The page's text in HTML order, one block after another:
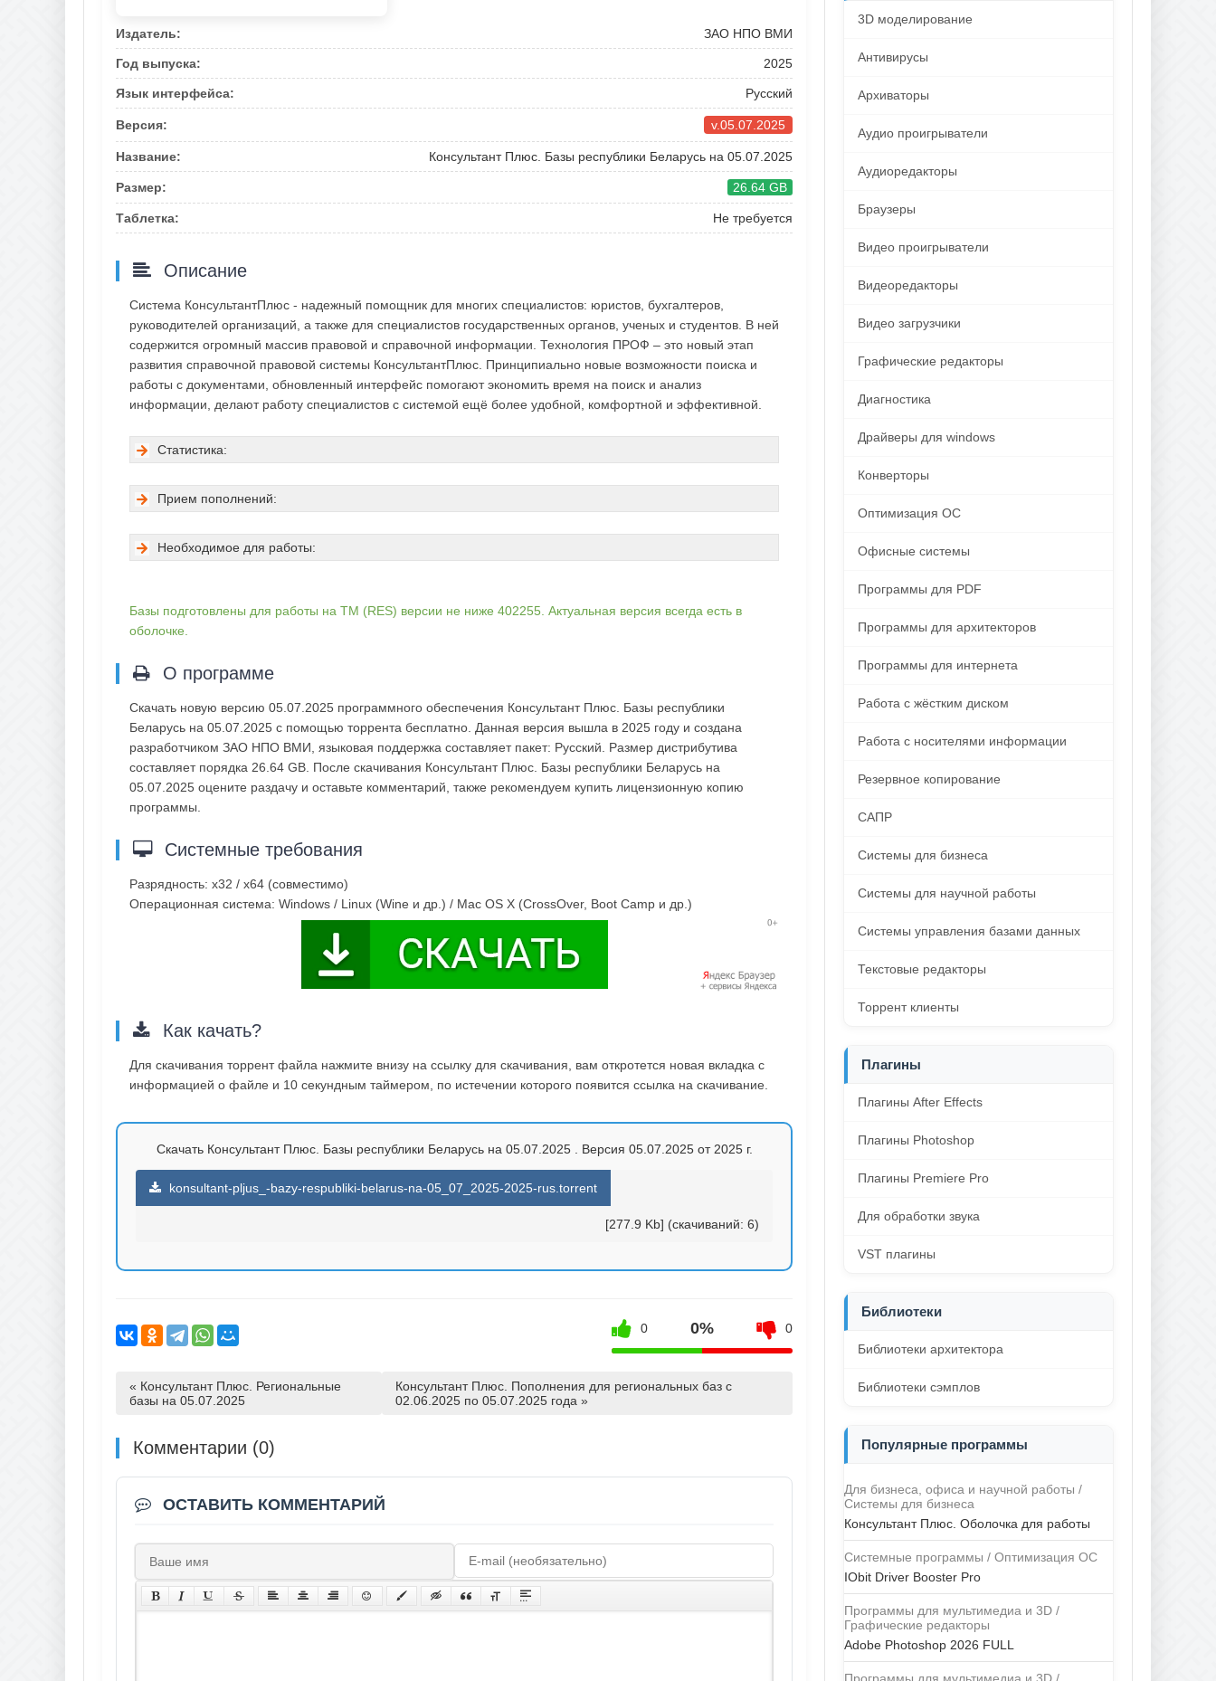
Издатель: ЗАО НПО ВМИ
Год выпуска: 2025
Язык интерфейса: Русский
Версия: v.05.07.2025
Название: Консультант Плюс. Базы республики Беларусь на 05.07.2025
Размер: 26.64 GB
Таблетка: Не требуется
Описание
Система КонсультантПлюс - надежный помощник для многих специалистов: юристов, бухгалтеров,
руководителей организаций, а также для специалистов государственных органов, ученых и студентов. В ней
содержится огромный массив правовой и справочной информации. Технология ПРОФ – это новый этап
развития справочной правовой системы КонсультантПлюс. Принципиально новые возможности поиска и
работы с документами, обновленный интерфейс помогают экономить время на поиск и анализ
информации, делают работу специалистов с системой ещё более удобной, комфортной и эффективной.
Статистика:
Прием пополнений:
Необходимое для работы:
Базы подготовлены для работы на ТМ (RES) версии не ниже 402255. Актуальная версия всегда есть в
оболочке.
О программе
Скачать новую версию 05.07.2025 программного обеспечения Консультант Плюс. Базы республики
Беларусь на 05.07.2025 с помощью торрента бесплатно. Данная версия вышла в 2025 году и создана
разработчиком ЗАО НПО ВМИ, языковая поддержка составляет пакет: Русский. Размер дистрибутива
составляет порядка 26.64 GB. После скачивания Консультант Плюс. Базы республики Беларусь на
05.07.2025 оцените раздачу и оставьте комментарий, также рекомендуем купить лицензионную копию
программы.
Системные требования
Разрядность: x32 / x64 (совместимо)
Операционная система: Windows / Linux (Wine и др.) / Mac OS X (CrossOver, Boot Camp и др.)
Как качать?
Для скачивания торрент файла нажмите внизу на ссылку для скачивания, вам откротется новая вкладка с
информацией о файле и 10 секундным таймером, по истечении которого появится ссылка на скачивание.
Скачать Консультант Плюс. Базы республики Беларусь на 05.07.2025 . Версия 05.07.2025 от 2025 г.
konsultant-pljus_-bazy-respubliki-belarus-na-05_07_2025-2025-rus.torrent
[277.9 Kb] (cкачиваний: 6)
0 0% 0
« Консультант Плюс. Региональные
базы на 05.07.2025
Консультант Плюс. Пополнения для региональных баз с
02.06.2025 по 05.07.2025 года »
Комментарии (0)
ОСТАВИТЬ КОММЕНТАРИЙ
3D моделирование
Антивирусы
Архиваторы
Аудио проигрыватели
Аудиоредакторы
Браузеры
Видео проигрыватели
Видеоредакторы
Видео загрузчики
Графические редакторы
Диагностика
Драйверы для windows
Конверторы
Оптимизация ОС
Офисные системы
Программы для PDF
Программы для архитекторов
Программы для интернета
Работа с жёстким диском
Работа с носителями информации
Резервное копирование
САПР
Системы для бизнеса
Системы для научной работы
Системы управления базами данных
Текстовые редакторы
Торрент клиенты
Плагины
Плагины After Effects
Плагины Photoshop
Плагины Premiere Pro
Для обработки звука
VST плагины
Библиотеки
Библиотеки архитектора
Библиотеки сэмплов
Популярные программы
Для бизнеса, офиса и научной работы /
Системы для бизнеса
Консультант Плюс. Оболочка для работы
Системные программы / Оптимизация ОС
IObit Driver Booster Pro
Программы для мультимедиа и 3D /
Графические редакторы
Adobe Photoshop 2026 FULL